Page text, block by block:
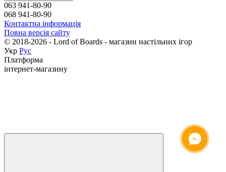
063 941-80-90
068 941-80-90
Контактна інформація
Повна версія сайту
© 2018-2026 - Lord of Boards - магазин настільних ігор
Укр Рус
Платформа
інтернет-магазину
ОНЛАЙН ЧАТ